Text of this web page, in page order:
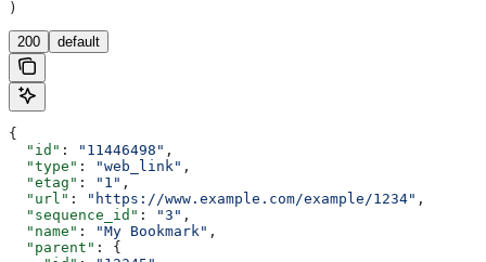
)
200 default
{
  "id"
: "11446498" ,
  "type"
: "web_link" ,
  "etag"
: "1" ,
  "url"
: "https://www.example.com/example/1234" ,
  "sequence_id"
: "3" ,
  "name"
: "My Bookmark" ,
  "parent"
: {